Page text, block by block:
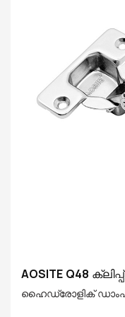
AOSITE Q48
ഹിംഗിൽ
ഹൈഡ്രോളിക്